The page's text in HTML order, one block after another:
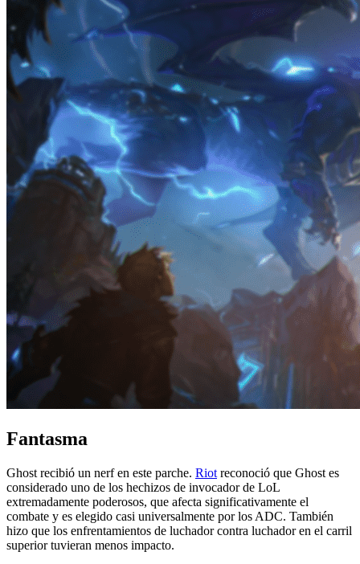
Fantasma
Ghost recibió un nerf en este parche. Riot reconoció que Ghost es
considerado uno de los hechizos de invocador de LoL
extremadamente poderosos, que afecta significativamente el
combate y es elegido casi universalmente por los ADC. También
hizo que los enfrentamientos de luchador contra luchador en el carril
superior tuvieran menos impacto.